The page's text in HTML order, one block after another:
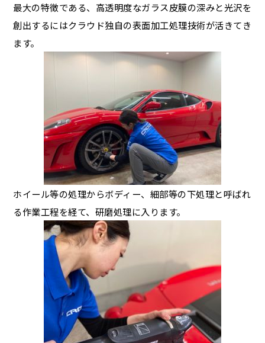
最大の特徴である、高透明度なガラス皮膜の深みと光沢を
創出するにはクラウド独自の表面加工処理技術が活きてき
ます。
ホイール等の処理からボディー、細部等の下処理と呼ばれ
る作業工程を経て、研磨処理に入ります。